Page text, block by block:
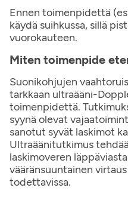
Ennen toimenpidettä
käydä suihkussa, sillä
vuorokauteen.
Miten toimenpide
Suonikohjujen
tarkkaan ultraääni-
toimenpidettä.
syynä olevat
sanotut syvät laskimot
Ultraäänitutkimus
laskimoveren
vääränsuuntainen
todettavissa.